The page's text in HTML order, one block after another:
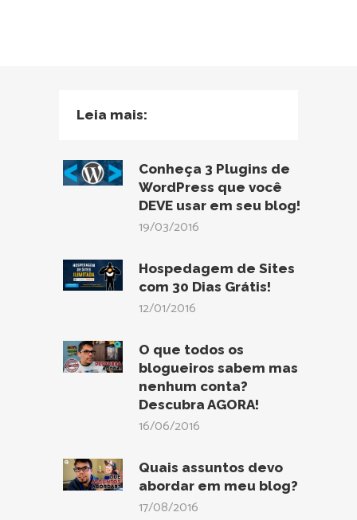
Leia mais:
Conheça 3 Plugins de
WordPress que você
DEVE usar em seu blog!
19/03/2016
Hospedagem de Sites
com 30 Dias Grátis!
12/01/2016
O que todos os
blogueiros sabem mas
nenhum conta?
Descubra AGORA!
16/06/2016
Quais assuntos devo
abordar em meu blog?
17/08/2016